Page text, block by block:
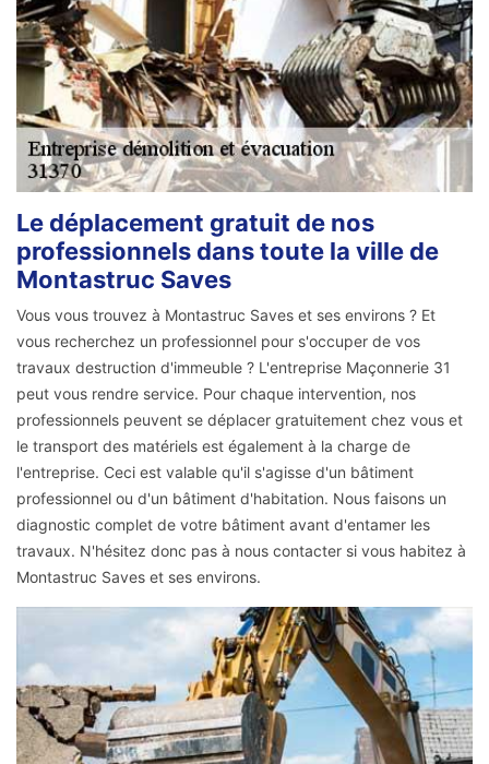
Le déplacement gratuit de nos
professionnels dans toute la ville de
Montastruc Saves
Vous vous trouvez à Montastruc Saves et ses environs ? Et
vous recherchez un professionnel pour s'occuper de vos
travaux destruction d'immeuble ? L'entreprise Maçonnerie 31
peut vous rendre service. Pour chaque intervention, nos
professionnels peuvent se déplacer gratuitement chez vous et
le transport des matériels est également à la charge de
l'entreprise. Ceci est valable qu'il s'agisse d'un bâtiment
professionnel ou d'un bâtiment d'habitation. Nous faisons un
diagnostic complet de votre bâtiment avant d'entamer les
travaux. N'hésitez donc pas à nous contacter si vous habitez à
Montastruc Saves et ses environs.